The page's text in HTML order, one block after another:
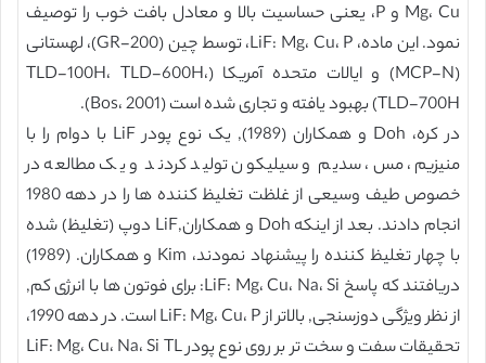
Mg، Cu و P، یعنی حساسیت بالا و معادل بافت خوب را توصیف
نمود. این ماده، LiF: Mg، Cu، P، توسط چین (GR-200)، لهستانی
(MCP-N) و ایالات متحده آمریکا (TLD-100H، TLD-600H،
TLD-700H) بهبود یافته و تجاری شده است (Bos، 2001).
در کره، Doh و همکاران (1989), یک نوع پودر LiF با دوام را با
منیزیم، مس، سدیم و سیلیکون تولید کردند و یک مطالعه در
خصوص طیف وسیعی از غلظت تغلیظ کننده ها را در دهه 1980
انجام دادند. بعد از اینکه Doh و همکاران,LiF دوپ (تغلیظ) شده
با چهار تغلیظ کننده را پیشنهاد نمودند، Kim و همکاران. (1989)
دریافتند که پاسخ LiF: Mg، Cu، Na، Si: برای فوتون ها با انرژی کم,
از نظر ویژگی دوزسنجی, بالاتر از LiF: Mg، Cu، P است. در دهه 1990،
تحقیقات سفت و سخت تر بر روی نوع پودر LiF: Mg، Cu، Na، Si TL